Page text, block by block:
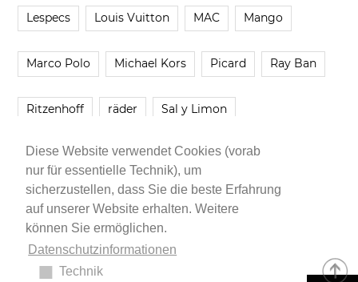
Diese Website verwendet Cookies (vorab
nur für essentielle Technik), um
sicherzustellen, dass Sie die beste Erfahrung
auf unserer Website erhalten. Weitere
können Sie ermöglichen.
Datenschutzinformationen
Technik
Lespecs Louis Vuitton MAC Mango
Marco Polo Michael Kors Picard Ray Ban
Ritzenhoff räder Sal y Limon
Smartbuyglasses smash! Steve Madden
Younique Zara